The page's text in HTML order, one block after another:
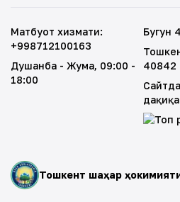
Тошкент шаҳар
Матбуот хизмати:
+998712100163
Душанба - Жума, 09:00 -
18:00
Бугун
40842
дақиқа